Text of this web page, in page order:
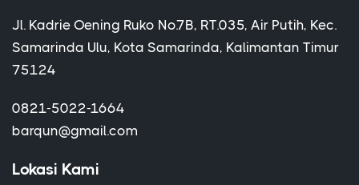
Jl. Kadrie Oening Ruko No.7B, RT.035, Air Putih, Kec.
Samarinda Ulu, Kota Samarinda, Kalimantan Timur
75124
0821-5022-1664
barqun@gmail.com
Lokasi Kami